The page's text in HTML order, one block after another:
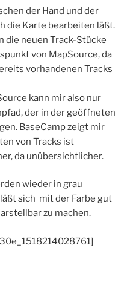
der Hand und der
die Karte bearbeiten läßt.
die neuen Track-Stücke
von MapSource, da
vorhandenen Tracks
kann mir also nur
der in der geöffneten
BaseCamp zeigt mir
von Tracks ist
da unübersichtlicher.
wieder in grau
sich mit der Farbe gut
zu machen.